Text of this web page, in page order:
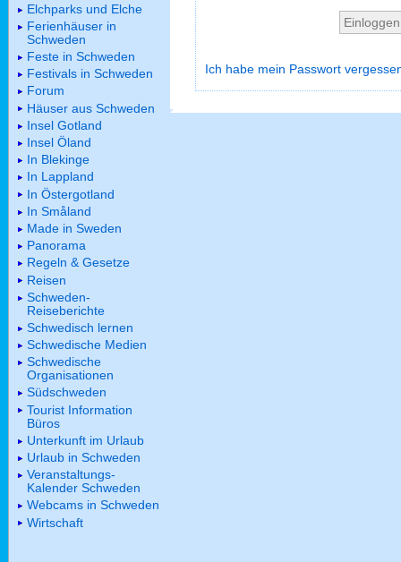
Ich habe mein Passwort
Elchparks und Elche
Ferienhäuser in
Schweden
Feste in Schweden
Festivals in Schweden
Forum
Häuser aus Schweden
Insel Gotland
Insel Öland
In Blekinge
In Lappland
In Östergotland
In Småland
Made in Sweden
Panorama
Regeln & Gesetze
Reisen
Schweden-
Reiseberichte
Schwedisch lernen
Schwedische Medien
Schwedische
Organisationen
Südschweden
Tourist Information
Büros
Unterkunft im Urlaub
Urlaub in Schweden
Veranstaltungs-
Kalender Schweden
Webcams in Schweden
Wirtschaft